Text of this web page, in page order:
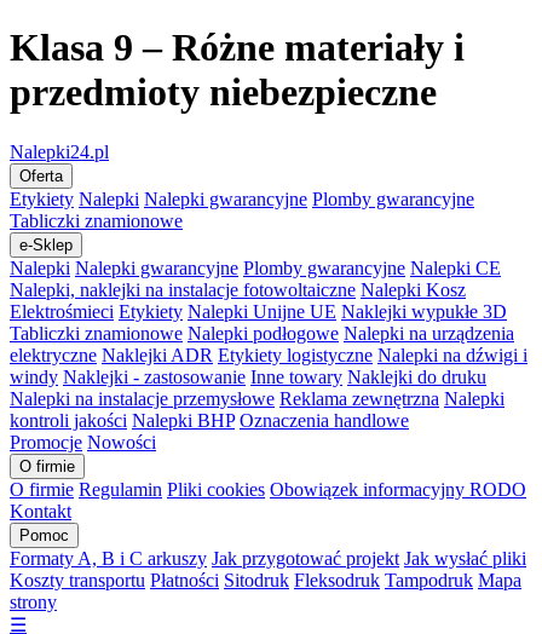
Klasa 9 – Różne materiały i
przedmioty niebezpieczne
Nalepki24.pl
Oferta
Etykiety Nalepki Nalepki gwarancyjne Plomby gwarancyjne
Tabliczki znamionowe
e-Sklep
Nalepki Nalepki gwarancyjne Plomby gwarancyjne Nalepki CE
Nalepki, naklejki na instalacje fotowoltaiczne Nalepki Kosz
Elektrośmieci Etykiety Nalepki Unijne UE Naklejki wypukłe 3D
Tabliczki znamionowe Nalepki podłogowe Nalepki na urządzenia
elektryczne Naklejki ADR Etykiety logistyczne Nalepki na dźwigi i
windy Naklejki - zastosowanie Inne towary Naklejki do druku
Nalepki na instalacje przemysłowe Reklama zewnętrzna Nalepki
kontroli jakości Nalepki BHP Oznaczenia handlowe
Promocje Nowości
O firmie
O firmie Regulamin Pliki cookies Obowiązek informacyjny RODO
Kontakt
Pomoc
Formaty A, B i C arkuszy Jak przygotować projekt Jak wysłać pliki
Koszty transportu Płatności Sitodruk Fleksodruk Tampodruk Mapa
strony
☰